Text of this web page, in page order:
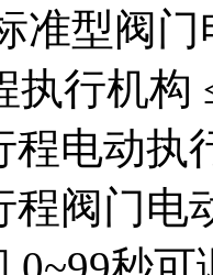
准型阀门
行机构
电动执
阀门电